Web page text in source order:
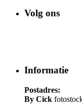
Volg ons
Informatie
Postadres:
By Cick